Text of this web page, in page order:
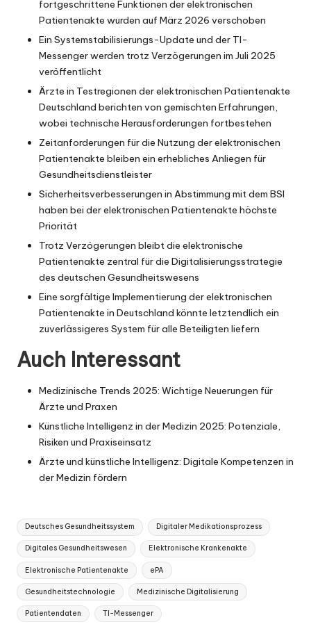
fortgeschrittene Funktionen der elektronischen
Patientenakte wurden auf März 2026 verschoben
Ein Systemstabilisierungs-Update und der TI-
Messenger werden trotz Verzögerungen im Juli 2025
veröffentlicht
Ärzte in Testregionen der elektronischen Patientenakte
Deutschland berichten von gemischten Erfahrungen,
wobei technische Herausforderungen fortbestehen
Zeitanforderungen für die Nutzung der elektronischen
Patientenakte bleiben ein erhebliches Anliegen für
Gesundheitsdienstleister
Sicherheitsverbesserungen in Abstimmung mit dem BSI
haben bei der elektronischen Patientenakte höchste
Priorität
Trotz Verzögerungen bleibt die elektronische
Patientenakte zentral für die Digitalisierungsstrategie
des deutschen Gesundheitswesens
Eine sorgfältige Implementierung der elektronischen
Patientenakte in Deutschland könnte letztendlich ein
zuverlässigeres System für alle Beteiligten liefern
Auch Interessant
Medizinische Trends 2025: Wichtige Neuerungen für
Ärzte und Praxen
Künstliche Intelligenz in der Medizin 2025: Potenziale,
Risiken und Praxiseinsatz
Ärzte und künstliche Intelligenz: Digitale Kompetenzen in
der Medizin fördern
Tags:
Deutsches Gesundheitssystem Digitaler Medikationsprozess
Digitales Gesundheitswesen Elektronische Krankenakte
Elektronische Patientenakte ePA
Gesundheitstechnologie Medizinische Digitalisierung
Patientendaten TI-Messenger